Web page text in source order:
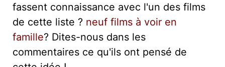
fassent connaissance avec l'un des films
de cette liste ? neuf films à voir en
famille? Dites-nous dans les
commentaires ce qu'ils ont pensé de